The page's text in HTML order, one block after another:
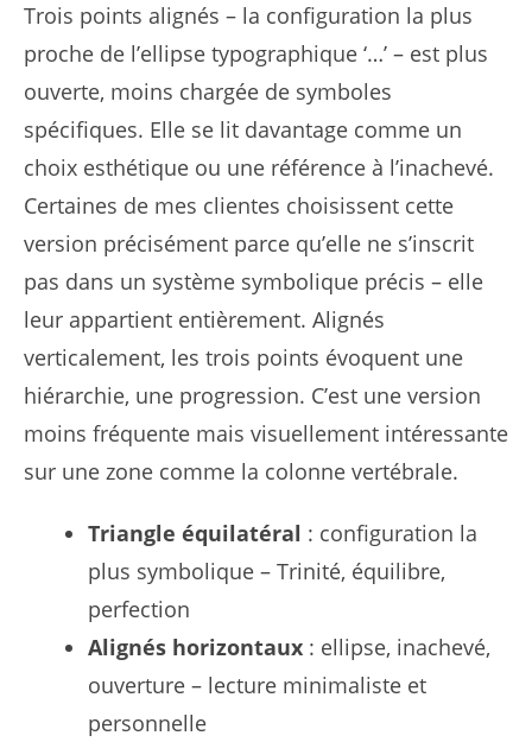
Trois points alignés – la configuration la plus
proche de l’ellipse typographique ‘…’ – est plus
ouverte, moins chargée de symboles
spécifiques. Elle se lit davantage comme un
choix esthétique ou une référence à l’inachevé.
Certaines de mes clientes choisissent cette
version précisément parce qu’elle ne s’inscrit
pas dans un système symbolique précis – elle
leur appartient entièrement. Alignés
verticalement, les trois points évoquent une
hiérarchie, une progression. C’est une version
moins fréquente mais visuellement intéressante
sur une zone comme la colonne vertébrale.
Triangle équilatéral : configuration la
plus symbolique – Trinité, équilibre,
perfection
Alignés horizontaux : ellipse, inachevé,
ouverture – lecture minimaliste et
personnelle